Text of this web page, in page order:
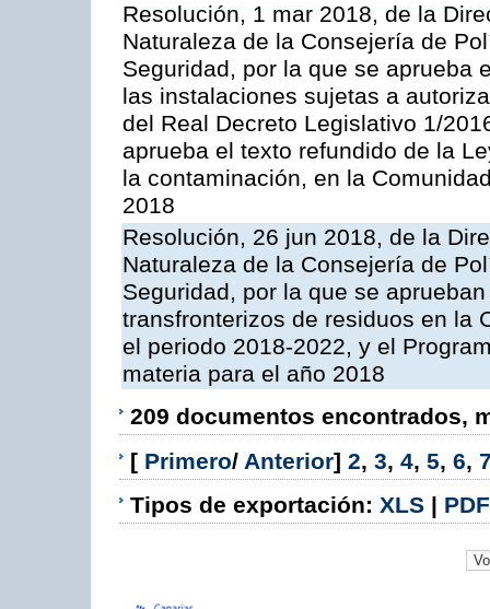
Resolución, 1 mar 2018, de la
Naturaleza de la Consejería de
Seguridad, por la que se aprueba
las instalaciones sujetas a
del Real Decreto Legislativo 1/
aprueba el texto refundido de la
la contaminación, en la
2018
Resolución, 26 jun 2018, de la
Naturaleza de la Consejería de
Seguridad, por la que se
transfronterizos de residuos en la
el periodo 2018-2022, y el
materia para el año 2018
209 documentos encontrados,
[ Primero/ Anterior] 2, 3, 4, 5, 6,
Tipos de exportación: XLS | PDF